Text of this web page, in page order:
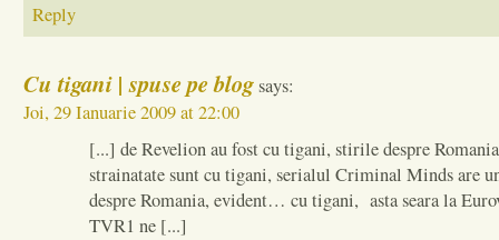
Reply
Cu tigani | spuse pe blogsays:
Joi, 29 Ianuarie 2009 at 22:00
[...] de Revelion au fost cu tigani, stirile despre
strainatate sunt cu tigani, serialul Criminal Minds are
despre Romania, evident… cu tigani, asta seara la
TVR1 ne [...]